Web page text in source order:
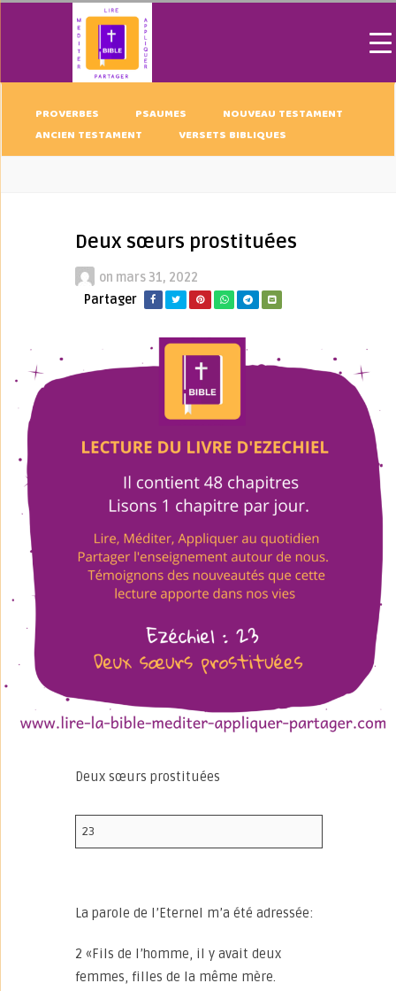
PROVERBES PSAUMES
NOUVEAU TESTAMENT
ANCIEN TESTAMENT
VERSETS BIBLIQUES
Deux sœurs prostituées
on mars 31, 2022
Partager
Deux sœurs prostituées
23
La parole de l’Eternel m’a été adressée:
2 «Fils de l’homme, il y avait deux
femmes, filles de la même mère.